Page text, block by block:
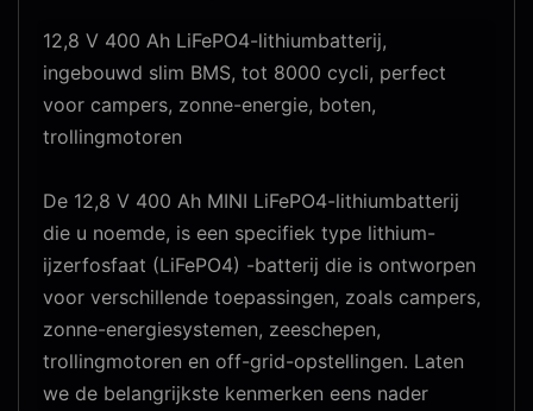
12,8 V 400 Ah LiFePO4-lithiumbatterij,
ingebouwd slim BMS, tot 8000 cycli, perfect
voor campers, zonne-energie, boten,
trollingmotoren
De 12,8 V 400 Ah MINI LiFePO4-lithiumbatterij
die u noemde, is een specifiek type lithium-
ijzerfosfaat (LiFePO4) -batterij die is ontworpen
voor verschillende toepassingen, zoals campers,
zonne-energiesystemen, zeeschepen,
trollingmotoren en off-grid-opstellingen. Laten
we de belangrijkste kenmerken eens nader